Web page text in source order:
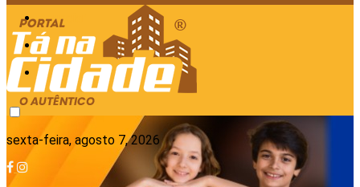
Anunciar
Política de Privacidade
Contato
sexta-feira, agosto 7, 2026